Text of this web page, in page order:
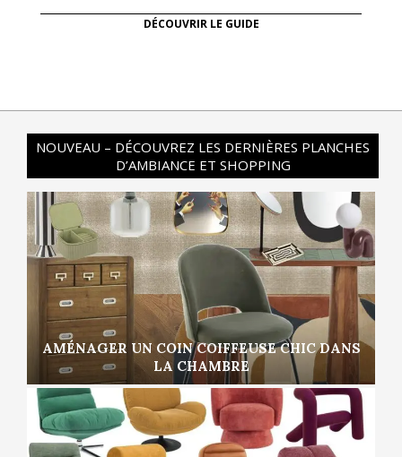
DÉCOUVRIR LE GUIDE
NOUVEAU – DÉCOUVREZ LES DERNIÈRES PLANCHES
D’AMBIANCE ET SHOPPING
AMÉNAGER UN COIN COIFFEUSE CHIC DANS
LA CHAMBRE